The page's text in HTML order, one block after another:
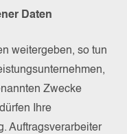
Daten
weitergeben, so tun
Zwecke
Ihre
Auftragsverarbeiter